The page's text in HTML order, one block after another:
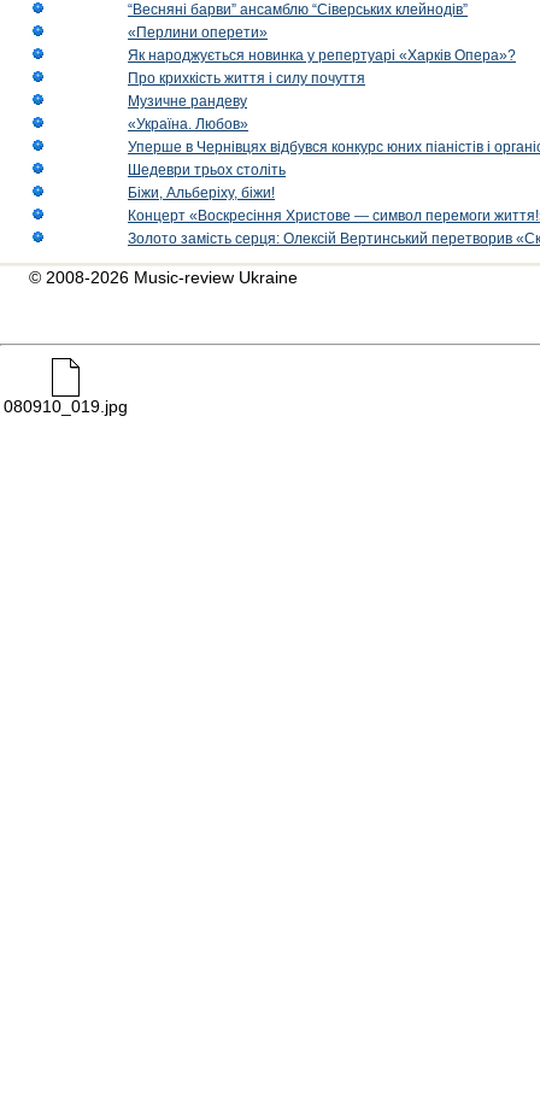
“Весняні барви” ансамблю “Сіверських клейнодів”
«Перлини оперети»
Як народжується новинка у репертуарі «Харків Опера»?
Про крихкість життя і силу почуття
Музичне рандеву
«Україна. Любов»
Уперше в Чернівцях відбувся конкурс юних піаністів і
Шедеври трьох століть
Біжи, Альберіху, біжи!
Концерт «Воскресіння Христове — символ перемоги
Золото замість серця: Олексій Вертинський перетворив
© 2008-2026 Music-review Ukraine
080910_019.jpg